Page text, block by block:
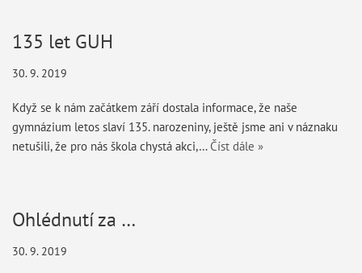
135 let GUH
30. 9. 2019
Když se k nám začátkem září dostala informace, že naše
gymnázium letos slaví 135. narozeniny, ještě jsme ani v náznaku
netušili, že pro nás škola chystá akci,… Číst dále »
Ohlédnutí za …
30. 9. 2019